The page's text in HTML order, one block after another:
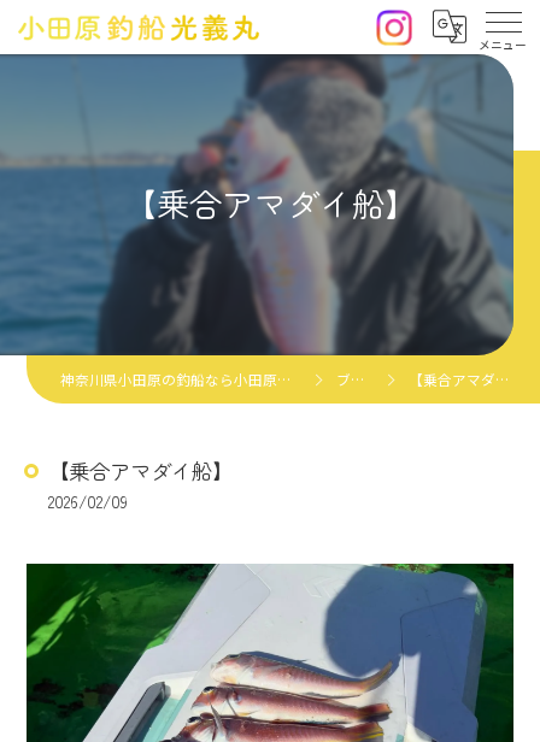
【乗合アマダイ船】
神奈川県小田原の釣船なら小田原釣船光義丸 ブログ 【乗合アマダイ船】
【乗合アマダイ船】
2026/02/09